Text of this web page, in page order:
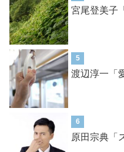
宮尾登美子
5
渡辺淳一「
6
原田宗典「